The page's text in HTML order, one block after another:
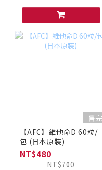
售完
【AFC】維他命D 60粒/
包 (日本原裝)
NT$480
NT$700